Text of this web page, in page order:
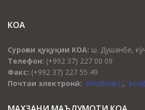
КОА
Суроғаи ҳуқуқии КОА: ш. Душанбе,
Телефон: (+992 37) 227 00 09
Факс: (+992 37) 227 55 49
Почтаи электронӣ: info@vak.tj,